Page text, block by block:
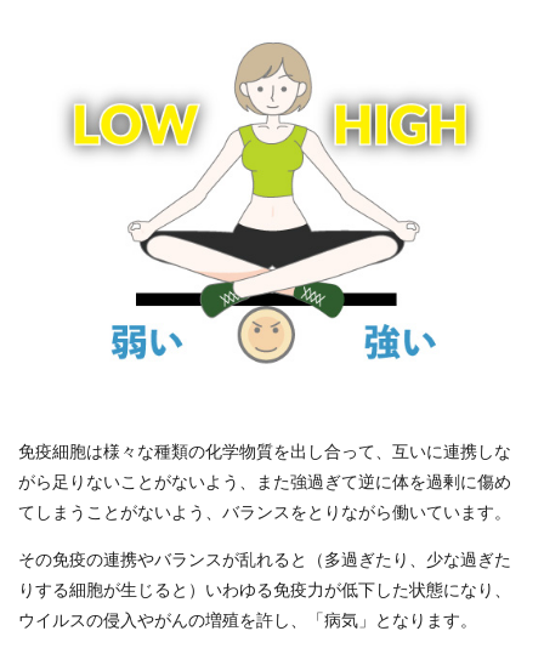
免疫細胞は様々な種類の化学物質を出し合って、互いに連携しな
がら足りないことがないよう、また強過ぎて逆に体を過剰に傷め
てしまうことがないよう、バランスをとりながら働いています。
その免疫の連携やバランスが乱れると（多過ぎたり、少な過ぎた
りする細胞が生じると）いわゆる免疫力が低下した状態になり、
ウイルスの侵入やがんの増殖を許し、「病気」となります。